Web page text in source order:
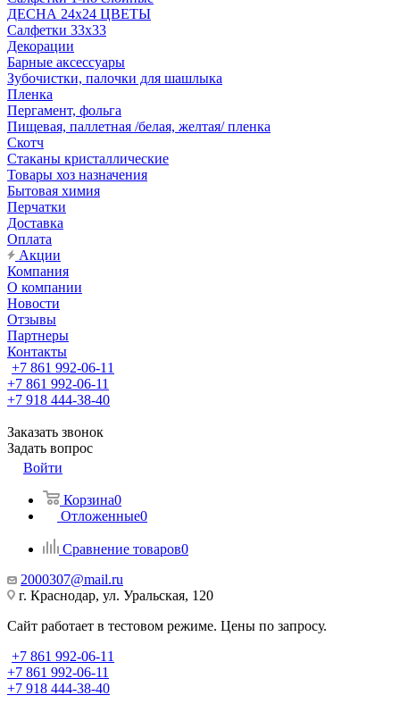
ДЕСНА 24х24 ЦВЕТЫ
Салфетки 33х33
Декорации
Барные аксессуары
Зубочистки, палочки для шашлыка
Пленка
Пергамент, фольга
Пищевая, паллетная /белая, желтая/ пленка
Скотч
Стаканы кристаллические
Товары хоз назначения
Бытовая химия
Перчатки
Доставка
Оплата
Акции
Компания
О компании
Новости
Отзывы
Партнеры
Контакты
+7 861 992-06-11
+7 861 992-06-11
+7 918 444-38-40
Заказать звонок
Задать вопрос
Войти
Корзина0
Отложенные0
Сравнение товаров0
2000307@mail.ru
г. Краснодар, ул. Уральская, 120
Сайт работает в тестовом режиме. Цены по запросу.
+7 861 992-06-11
+7 861 992-06-11
+7 918 444-38-40